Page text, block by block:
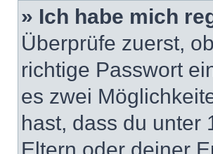
» Ich habe mich
Überprüfe zuerst,
richtige Passwort
es zwei
hast, dass du unter